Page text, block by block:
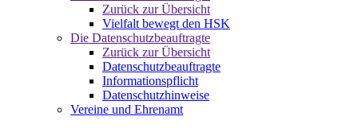
Zurück zur Übersicht
Vielfalt bewegt den HSK
Die Datenschutzbeauftragte
Zurück zur Übersicht
Datenschutzbeauftragte
Informationspflicht
Datenschutzhinweise
Vereine und Ehrenamt